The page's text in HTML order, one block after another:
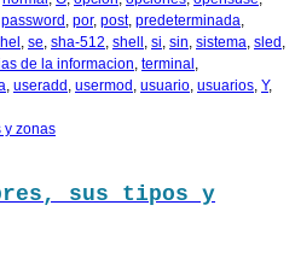
password por, post, predeterminada
se sha-512 shell si sin sistema sled
de la informacion terminal
useradd usermod usuario usuarios Y,
sus tipos y